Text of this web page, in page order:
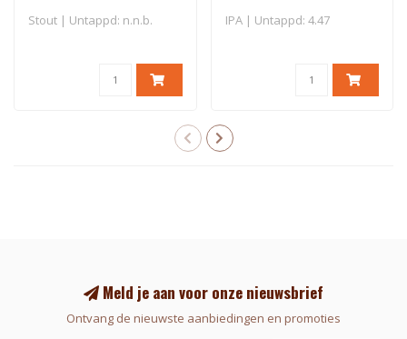
Stout | Untappd: n.n.b. IPA | Untappd: 4.47
Meld je aan voor onze nieuwsbrief
Ontvang de nieuwste aanbiedingen en promoties